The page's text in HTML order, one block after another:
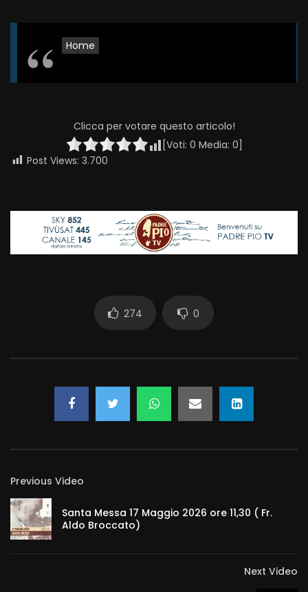
Home
Clicca per votare questo articolo!
[Voti: 0 Media: 0]
Post Views: 3.700
274 0
Previous Video
Santa Messa 17 Maggio 2026 ore 11,30 ( Fr.
Aldo Broccato)
Next Video